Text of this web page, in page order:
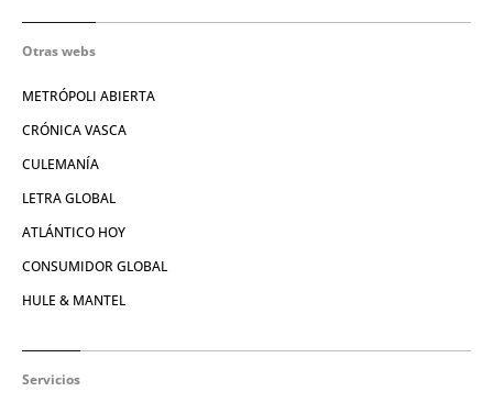
Otras webs
METRÓPOLI ABIERTA
CRÓNICA VASCA
CULEMANÍA
LETRA GLOBAL
ATLÁNTICO HOY
CONSUMIDOR GLOBAL
HULE & MANTEL
Servicios